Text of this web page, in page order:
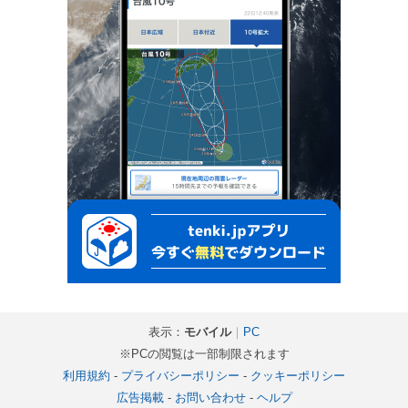
表示： モバイル｜ PC
※PCの閲覧は一部制限されます
利用規約 - プライバシーポリシー - クッキーポリシー
広告掲載- お問い合わせ- ヘルプ